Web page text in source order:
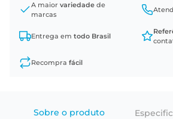
A maior variedade de
marcas
Entrega em todo Brasil
Recompra fácil
Sobre o produto